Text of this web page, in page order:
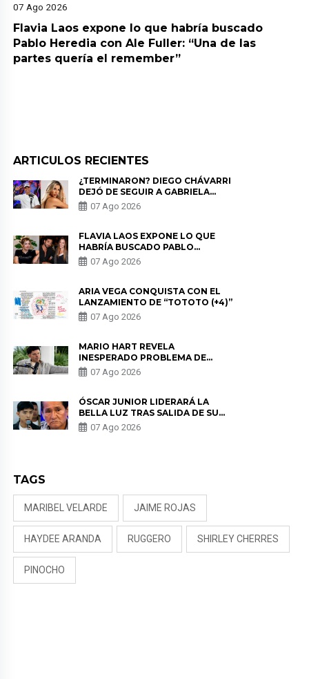
07 Ago 2026
Flavia Laos expone lo que habría buscado
Pablo Heredia con Ale Fuller: “Una de las
partes quería el remember”
ARTICULOS RECIENTES
¿TERMINARON? DIEGO CHÁVARRI
DEJÓ DE SEGUIR A GABRIELA
HERRERA Y ANUNCIA SU SALIDA
DE PÓDCAST
07 Ago 2026
FLAVIA LAOS EXPONE LO QUE
HABRÍA BUSCADO PABLO
HEREDIA CON ALE FULLER: “UNA
DE LAS PARTES QUERÍA EL
07 Ago 2026
ARIA VEGA CONQUISTA CON EL
LANZAMIENTO DE “TOTOTO (+4)”
07 Ago 2026
MARIO HART REVELA
INESPERADO PROBLEMA DE
SALUD ANTES DE SEPARARSE DE
KORINA: “ME ENCONTRARON UN
07 Ago 2026
ÓSCAR JUNIOR LIDERARÁ LA
BELLA LUZ TRAS SALIDA DE SU
PADRE POR POLÉMICA CON
NALDY SALDAÑA
07 Ago 2026
TAGS
MARIBEL VELARDE JAIME ROJAS
HAYDEE ARANDA RUGGERO SHIRLEY CHERRES
PINOCHO